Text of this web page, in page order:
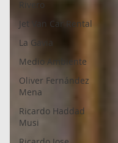
Rivero
Jet Van Car Rental
La Gavia
Medio Ambiente
Oliver Fernández
Mena
Ricardo Haddad
Musi